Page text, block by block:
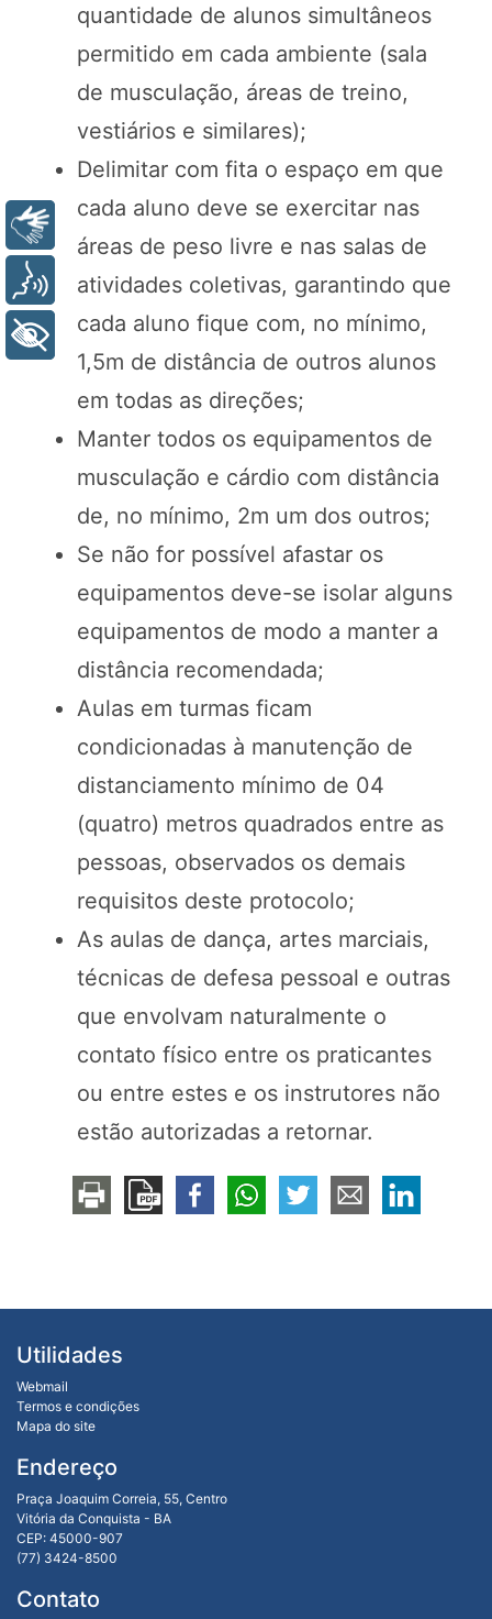
quantidade de alunos simultâneos
permitido em cada ambiente (sala
de musculação, áreas de treino,
vestiários e similares);
Delimitar com fita o espaço em que
cada aluno deve se exercitar nas
áreas de peso livre e nas salas de
atividades coletivas, garantindo que
cada aluno fique com, no mínimo,
1,5m de distância de outros alunos
em todas as direções;
Manter todos os equipamentos de
musculação e cárdio com distância
de, no mínimo, 2m um dos outros;
Se não for possível afastar os
equipamentos deve-se isolar alguns
equipamentos de modo a manter a
distância recomendada;
Aulas em turmas ficam
condicionadas à manutenção de
distanciamento mínimo de 04
(quatro) metros quadrados entre as
pessoas, observados os demais
requisitos deste protocolo;
As aulas de dança, artes marciais,
técnicas de defesa pessoal e outras
que envolvam naturalmente o
contato físico entre os praticantes
ou entre estes e os instrutores não
estão autorizadas a retornar.
Utilidades
Webmail
Termos e condições
Mapa do site
Endereço
Praça Joaquim Correia, 55, Centro
Vitória da Conquista - BA
CEP: 45000-907
(77) 3424-8500
Contato
Voz
+ Acessibilidade